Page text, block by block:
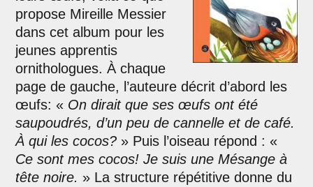
propose Mireille Messier
dans cet album pour les
jeunes apprentis
ornithologues. À chaque
page de gauche, l’auteure décrit d’abord les
œufs: « On dirait que ses œufs ont été
saupoudrés, d’un peu de cannelle et de café.
À qui les cocos? » Puis l’oiseau répond : «
Ce sont mes cocos! Je suis une Mésange à
tête noire. » La structure répétitive donne du